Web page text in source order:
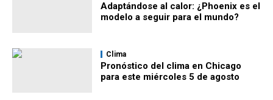
Adaptándose al calor: ¿Phoenix es el
modelo a seguir para el mundo?
Clima
Pronóstico del clima en Chicago
para este miércoles 5 de agosto